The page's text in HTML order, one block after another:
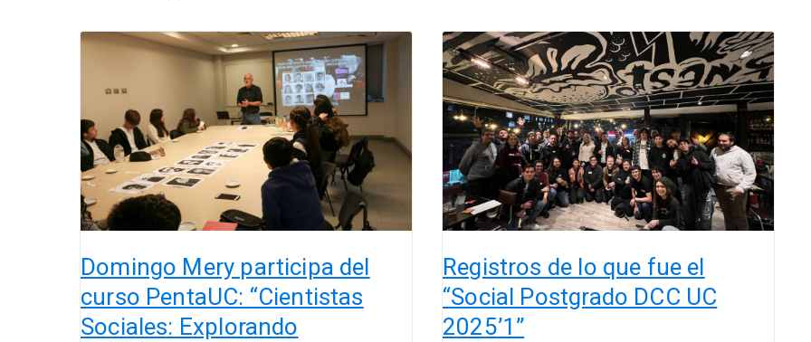
Domingo Mery participa del
curso PentaUC: “Cientistas
Sociales: Explorando
Domingo
participa
curso
PentaUC:
“Cientistas
Sociales:
Explorando
Soluciones
para
la
Identificación
Humana”
Registros de lo que fue el
“Social Postgrado DCC UC
2025’1”
Registros
de
lo
que
fue
el
“Social
Postgrado
DCC
UC
2025’1”